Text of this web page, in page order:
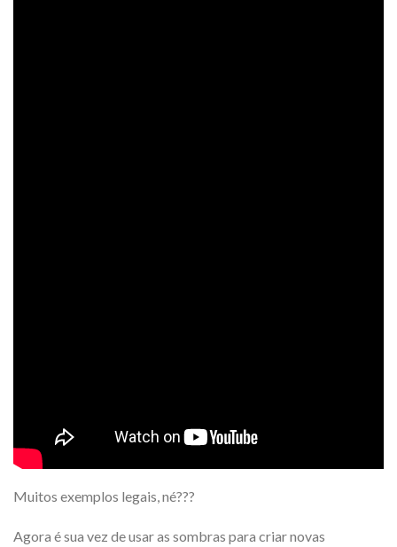
Muitos exemplos legais, né???
Agora é sua vez de usar as sombras para criar novas